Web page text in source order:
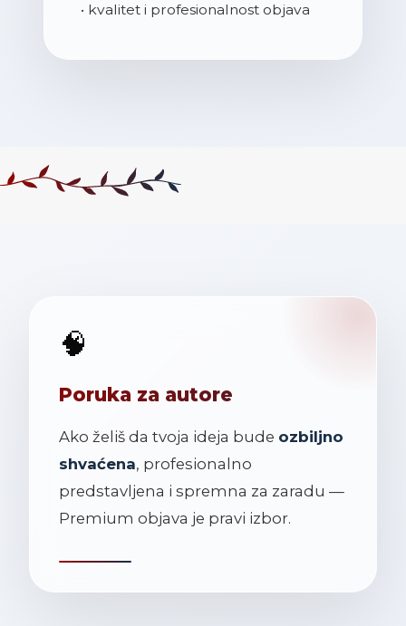
• kvalitet i profesionalnost objava
🧠
Poruka za autore
Ako želiš da tvoja ideja bude ozbiljno
shvaćena, profesionalno
predstavljena i spremna za zaradu —
Premium objava je pravi izbor.